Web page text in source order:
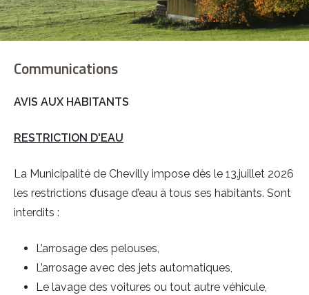
Communications
AVIS AUX HABITANTS
RESTRICTION D'EAU
La Municipalité de Chevilly impose dès le 13.juillet 2026
les restrictions d’usage d’eau à tous ses habitants. Sont
interdits :
L’arrosage des pelouses,
L’arrosage avec des jets automatiques,
Le lavage des voitures ou tout autre véhicule,